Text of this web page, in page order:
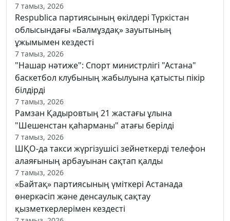
7 тамыз, 2026
Respublica партиясының өкілдері Түркістан
облысындағы «Балмұздақ» зауытының
ұжымымен кездесті
7 тамыз, 2026
"Нашар нәтиже": Спорт министрлігі "Астана"
баскетбол клубының жабылуына қатысты пікір
білдірді
7 тамыз, 2026
Рамзан Қадыровтың 21 жастағы ұлына
"Шешенстан қаһарманы" атағы берілді
7 тамыз, 2026
ШҚО-да такси жүргізушісі зейнеткерді телефон
алаяғының арбауынан сақтап қалды
7 тамыз, 2026
«Байтақ» партиясының үміткері Астанада
өнеркәсіп және денсаулық сақтау
қызметкерлерімен кездесті